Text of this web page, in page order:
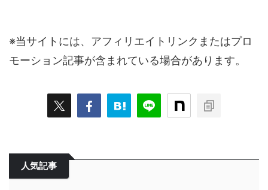
※当サイトには、アフィリエイトリンクまたはプロ
モーション記事が含まれている場合があります。
人気記事